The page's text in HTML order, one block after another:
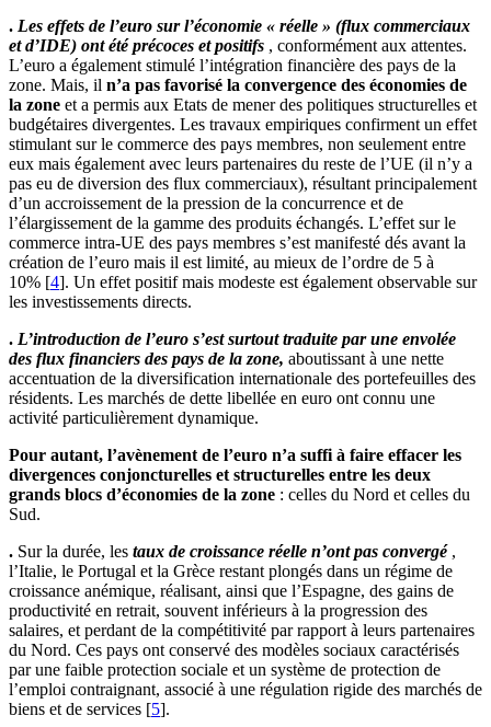
. Les effets de l’euro sur l’économie « réelle » (flux commerciaux
et d’IDE) ont été précoces et positifs , conformément aux attentes.
L’euro a également stimulé l’intégration financière des pays de la
zone. Mais, il n’a pas favorisé la convergence des économies de
la zone et a permis aux Etats de mener des politiques structurelles et
budgétaires divergentes. Les travaux empiriques confirment un effet
stimulant sur le commerce des pays membres, non seulement entre
eux mais également avec leurs partenaires du reste de l’UE (il n’y a
pas eu de diversion des flux commerciaux), résultant principalement
d’un accroissement de la pression de la concurrence et de
l’élargissement de la gamme des produits échangés. L’effet sur le
commerce intra-UE des pays membres s’est manifesté dés avant la
création de l’euro mais il est limité, au mieux de l’ordre de 5 à
10% [4]. Un effet positif mais modeste est également observable sur
les investissements directs.
. L’introduction de l’euro s’est surtout traduite par une envolée
des flux financiers des pays de la zone, aboutissant à une nette
accentuation de la diversification internationale des portefeuilles des
résidents. Les marchés de dette libellée en euro ont connu une
activité particulièrement dynamique.
Pour autant, l’avènement de l’euro n’a suffi à faire effacer les
divergences conjoncturelles et structurelles entre les deux
grands blocs d’économies de la zone : celles du Nord et celles du
Sud.
. Sur la durée, les taux de croissance réelle n’ont pas convergé ,
l’Italie, le Portugal et la Grèce restant plongés dans un régime de
croissance anémique, réalisant, ainsi que l’Espagne, des gains de
productivité en retrait, souvent inférieurs à la progression des
salaires, et perdant de la compétitivité par rapport à leurs partenaires
du Nord. Ces pays ont conservé des modèles sociaux caractérisés
par une faible protection sociale et un système de protection de
l’emploi contraignant, associé à une régulation rigide des marchés de
biens et de services [5].